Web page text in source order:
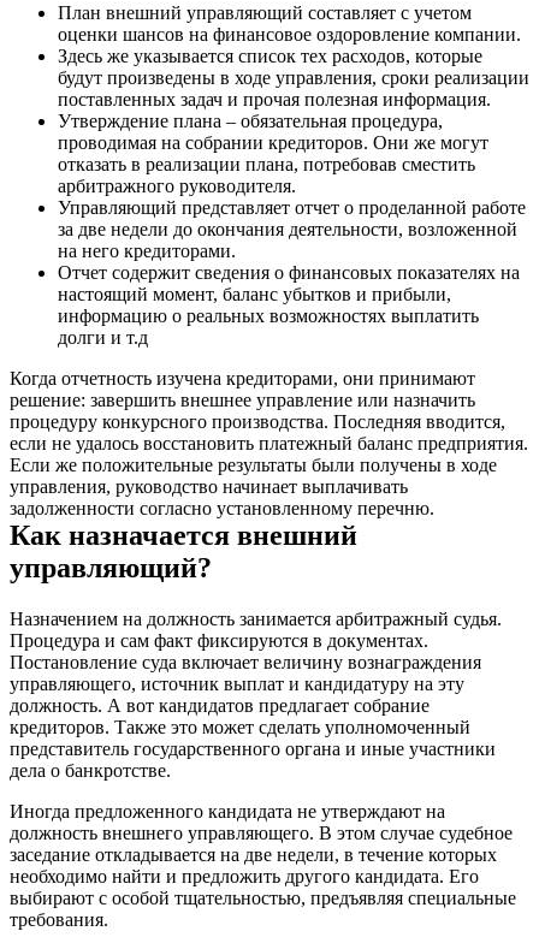
План внешний управляющий составляет с учетом
оценки шансов на финансовое оздоровление компании.
Здесь же указывается список тех расходов, которые
будут произведены в ходе управления, сроки реализации
поставленных задач и прочая полезная информация.
Утверждение плана – обязательная процедура,
проводимая на собрании кредиторов. Они же могут
отказать в реализации плана, потребовав сместить
арбитражного руководителя.
Управляющий представляет отчет о проделанной работе
за две недели до окончания деятельности, возложенной
на него кредиторами.
Отчет содержит сведения о финансовых показателях на
настоящий момент, баланс убытков и прибыли,
информацию о реальных возможностях выплатить
долги и т.д
Когда отчетность изучена кредиторами, они принимают
решение: завершить внешнее управление или назначить
процедуру конкурсного производства. Последняя вводится,
если не удалось восстановить платежный баланс предприятия.
Если же положительные результаты были получены в ходе
управления, руководство начинает выплачивать
задолженности согласно установленному перечню.
Как назначается внешний
управляющий?
Назначением на должность занимается арбитражный судья.
Процедура и сам факт фиксируются в документах.
Постановление суда включает величину вознаграждения
управляющего, источник выплат и кандидатуру на эту
должность. А вот кандидатов предлагает собрание
кредиторов. Также это может сделать уполномоченный
представитель государственного органа и иные участники
дела о банкротстве.
Иногда предложенного кандидата не утверждают на
должность внешнего управляющего. В этом случае судебное
заседание откладывается на две недели, в течение которых
необходимо найти и предложить другого кандидата. Его
выбирают с особой тщательностью, предъявляя специальные
требования.